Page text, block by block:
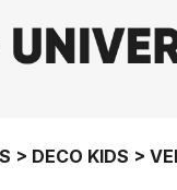
> DECO KIDS >